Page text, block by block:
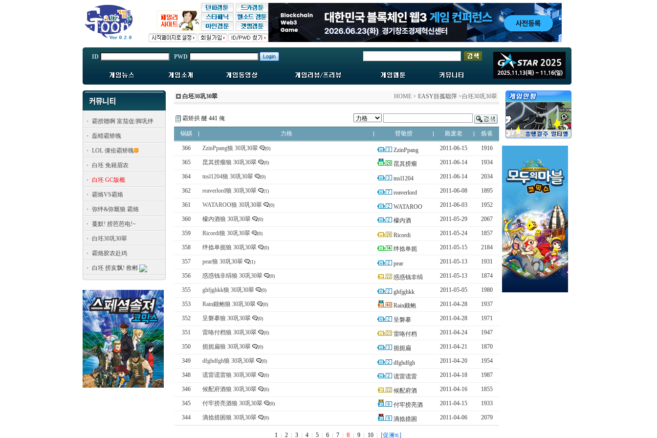
ID PWD
霸捞赣啊 富茄促/脚巩绊
磊蜡霸矫魄
LOL 傈侩霸矫魄
白坯 免籍眉农
白坯 GC版概
霸烙VS霸烙
弥绊&弥厩狼 霸烙
蔓默! 捞芭芭电!~
白坯30巩30翠
霸烙胶农赴鸡
白坯 捞亥飘! 救郴
白坯30巩30翠 HOME > EASY目孤聪萍 >白坯30巩30翠
霸矫拱 醚 441 俺
锅龋 力格 臂敬捞 殿废老 炼雀
366 ZzinPpang狼 30巩30翠 (0) ZzinPpang 2011-06-15 1916
365 昆其捞瘤狼 30巩30翠 (0) 昆其捞瘤 2011-06-14 1934
364 tnsl1204狼 30巩30翠 (0) tnsl1204 2011-06-14 2034
362 reaverlord狼 30巩30翠 (1) reaverlord 2011-06-08 1895
361 WATAROO狼 30巩30翠 (0) WATAROO 2011-06-03 1952
360 檬内酒狼 30巩30翠 (0) 檬内酒 2011-05-29 2067
359 Ricordi狼 30巩30翠 (0) Ricordi 2011-05-24 1857
358 绊捻单扼狼 30巩30翠 (0) 绊捻单扼 2011-05-15 2184
357 pear狼 30巩30翠 (1) pear 2011-05-13 1931
356 惑惑钱非绢狼 30巩30翠 (0) 惑惑钱非绢 2011-05-13 1874
355 ghfjghkk狼 30巩30翠 (0) ghfjghkk 2011-05-05 1980
353 Rain颇鲍狼 30巩30翠 (0) Rain颇鲍 2011-04-28 1937
352 呈磐摹狼 30巩30翠 (0) 呈磐摹 2011-04-28 1971
351 雷咯付档狼 30巩30翠 (0) 雷咯付档 2011-04-24 1947
350 扼扼扁狼 30巩30翠 (0) 扼扼扁 2011-04-21 1870
349 dfghdfgh狼 30巩30翠 (0) dfghdfgh 2011-04-20 1954
348 谎雷谎雷狼 30巩30翠 (0) 谎雷谎雷 2011-04-18 1987
346 候配府酒狼 30巩30翠 (0) 候配府酒 2011-04-16 1855
345 付牢捞亮酒狼 30巩30翠 (0) 付牢捞亮酒 2011-04-15 1933
344 滴捻措困狼 30巩30翠 (0) 滴捻措困 2011-04-06 2079
1 2 3 4 5 6 7 8 9 10 [促澜⒑]